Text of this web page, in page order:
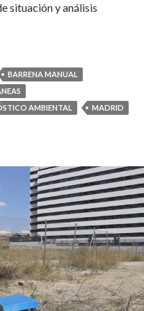
situación y análisis
BARRENA MANUAL
AMBIENTAL
MADRID